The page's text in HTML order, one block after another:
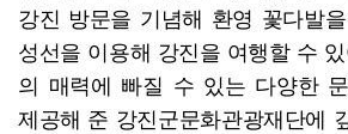
강진 방문을 기념해 환영 꽃다발
성선을 이용해 강진을 여행할 수
의 매력에 빠질 수 있는 다양한
제공해 준 강진군문화관광재단에